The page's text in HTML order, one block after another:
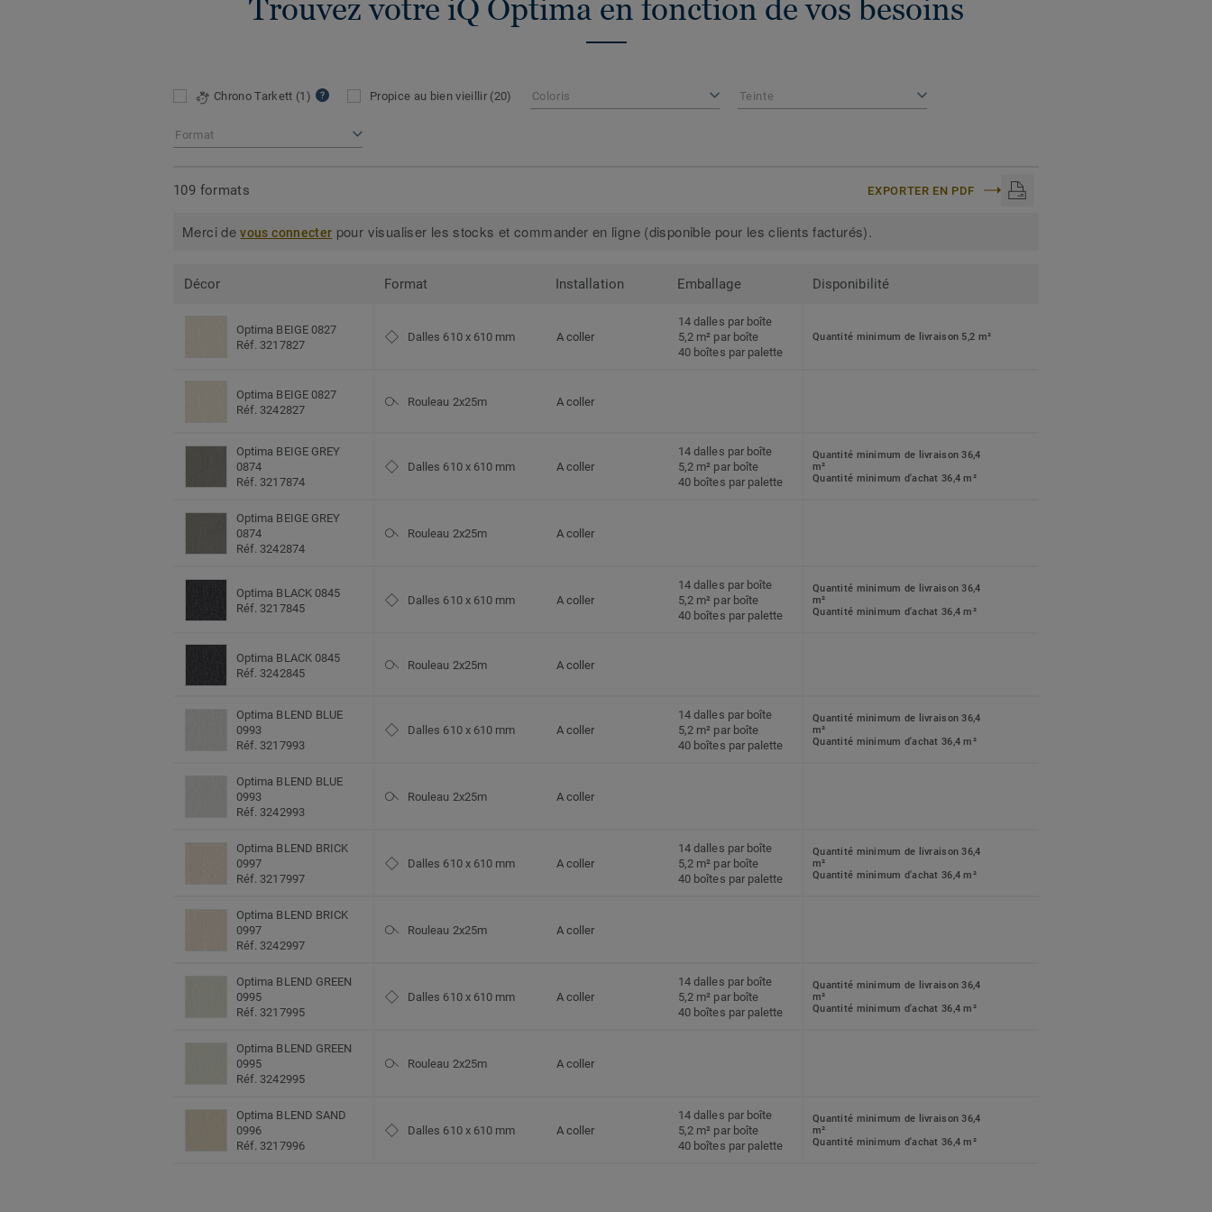
Trouvez votre iQ Optima en fonction de vos besoins
Chrono Tarkett (1) Propice au bien vieillir (20) Coloris Teinte
Format
109 formats EXPORTER EN PDF
Merci devous connecter pour visualiser les stocks et commander en ligne (disponible pour les clients facturés).
Décor Format Installation Emballage Disponibilité
Optima BEIGE 0827
Réf. 3217827
Dalles 610 x 610 mm A coller
14 dalles par boîte
5,2 m² par boîte
40 boîtes par palette
Quantité minimum de livraison 5,2 m²
Optima BEIGE 0827
Réf. 3242827
Rouleau 2x25m A coller
Optima BEIGE GREY
0874
Réf. 3217874
Dalles 610 x 610 mm A coller
14 dalles par boîte
5,2 m² par boîte
40 boîtes par palette
Quantité minimum de livraison 36,4
m²
Quantité minimum d'achat 36,4 m²
Optima BEIGE GREY
0874
Réf. 3242874
Rouleau 2x25m A coller
Optima BLACK 0845
Réf. 3217845
Dalles 610 x 610 mm A coller
14 dalles par boîte
5,2 m² par boîte
40 boîtes par palette
Quantité minimum de livraison 36,4
m²
Quantité minimum d'achat 36,4 m²
Optima BLACK 0845
Réf. 3242845
Rouleau 2x25m A coller
Optima BLEND BLUE
0993
Réf. 3217993
Dalles 610 x 610 mm A coller
14 dalles par boîte
5,2 m² par boîte
40 boîtes par palette
Quantité minimum de livraison 36,4
m²
Quantité minimum d'achat 36,4 m²
Optima BLEND BLUE
0993
Réf. 3242993
Rouleau 2x25m A coller
Optima BLEND BRICK
0997
Réf. 3217997
Dalles 610 x 610 mm A coller
14 dalles par boîte
5,2 m² par boîte
40 boîtes par palette
Quantité minimum de livraison 36,4
m²
Quantité minimum d'achat 36,4 m²
Optima BLEND BRICK
0997
Réf. 3242997
Rouleau 2x25m A coller
Optima BLEND GREEN
0995
Réf. 3217995
Dalles 610 x 610 mm A coller
14 dalles par boîte
5,2 m² par boîte
40 boîtes par palette
Quantité minimum de livraison 36,4
m²
Quantité minimum d'achat 36,4 m²
Optima BLEND GREEN
0995
Réf. 3242995
Rouleau 2x25m A coller
Optima BLEND SAND
0996
Réf. 3217996
Dalles 610 x 610 mm A coller
14 dalles par boîte
5,2 m² par boîte
40 boîtes par palette
Quantité minimum de livraison 36,4
m²
Quantité minimum d'achat 36,4 m²